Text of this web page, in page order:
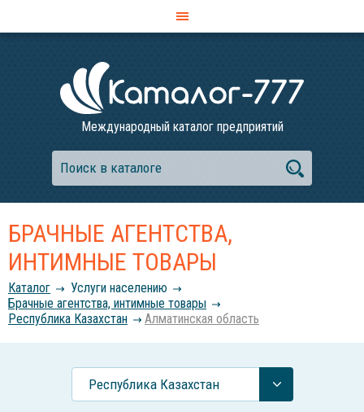
Международный каталог предприятий
БРАЧНЫЕ АГЕНТСТВА,
ИНТИМНЫЕ ТОВАРЫ
Каталог
Услуги населению
Брачные агентства, интимные товары
Республика Казахстан
Алматинская область
Республика Казахстан